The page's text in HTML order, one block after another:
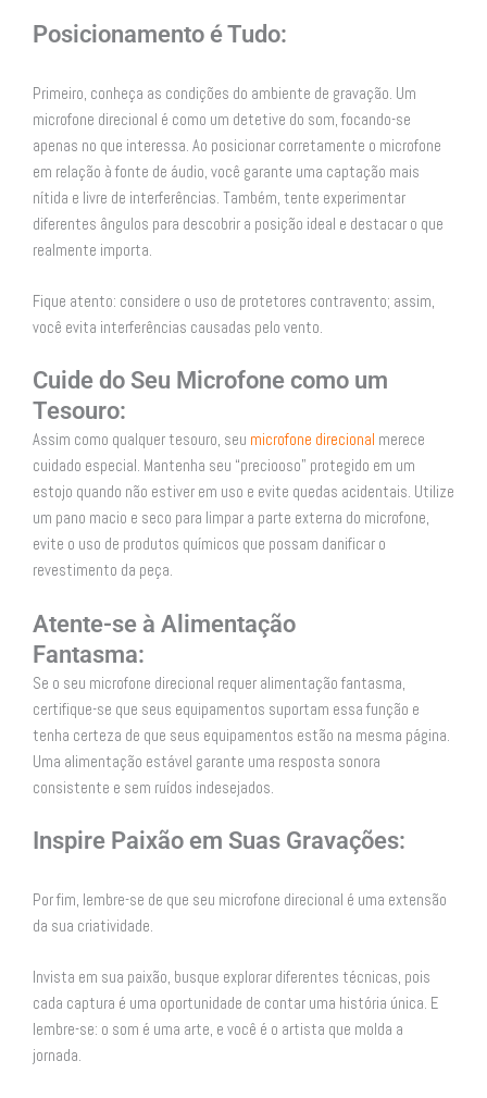
Posicionamento é Tudo:
Primeiro, conheça as condições do ambiente de gravação. Um
microfone direcional é como um detetive do som, focando-se
apenas no que interessa. Ao posicionar corretamente o microfone
em relação à fonte de áudio, você garante uma captação mais
nítida e livre de interferências. Também, tente experimentar
diferentes ângulos para descobrir a posição ideal e destacar o que
realmente importa.
Fique atento: considere o uso de protetores contravento; assim,
você evita interferências causadas pelo vento.
Cuide do Seu Microfone como um
Tesouro:
Assim como qualquer tesouro, seu microfone direcional merece
cuidado especial. Mantenha seu “preciooso” protegido em um
estojo quando não estiver em uso e evite quedas acidentais. Utilize
um pano macio e seco para limpar a parte externa do microfone,
evite o uso de produtos químicos que possam danificar o
revestimento da peça.
Atente-se à Alimentação
Fantasma:
Se o seu microfone direcional requer alimentação fantasma,
certifique-se que seus equipamentos suportam essa função e
tenha certeza de que seus equipamentos estão na mesma página.
Uma alimentação estável garante uma resposta sonora
consistente e sem ruídos indesejados.
Inspire Paixão em Suas Gravações:
Por fim, lembre-se de que seu microfone direcional é uma extensão
da sua criatividade.
Invista em sua paixão, busque explorar diferentes técnicas, pois
cada captura é uma oportunidade de contar uma história única. E
lembre-se: o som é uma arte, e você é o artista que molda a
jornada.